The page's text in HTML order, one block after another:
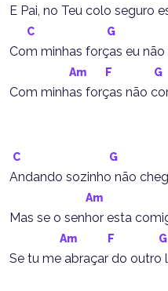
E Pai, no Teu colo seguro
C G
Com minhas forças eu
Am F G
Com minhas forças não
C G
Andando sozinho não
Am
Mas se o senhor esta
Am F G
Se tu me abraçar do outro